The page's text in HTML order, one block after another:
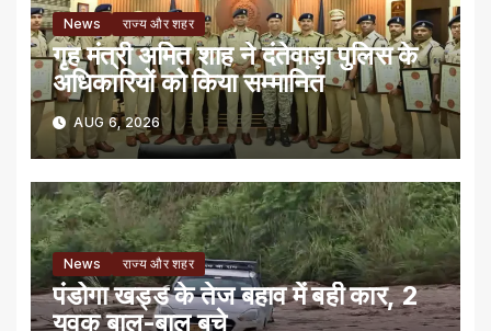
News राज्य और शहर
गृह मंत्री अमित शाह ने दंतेवाड़ा पुलिस के
अधिकारियों को किया सम्मानित
AUG 6, 2026
News राज्य और शहर
पंडोगा खड्ड के तेज बहाव में बही कार, 2
युवक बाल-बाल बचे